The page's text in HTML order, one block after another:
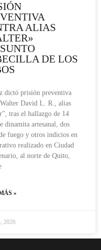
ALIAS
DE LOS
dictó prisión preventiva
David L. R., alias
tras el hallazgo de 14
dinamita artesanal, dos
fuego y otros indicios en
realizado en Ciudad
al norte de Quito,
»
2026